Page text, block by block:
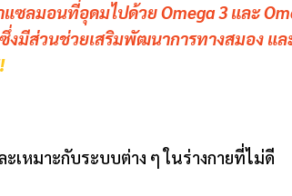
ซลมอนที่อุดมไปด้วย Omega 3 และ
งมีส่วนช่วยเสริมพัฒนาการทางสมอง แล
หมาะกับระบบต่าง ๆ ในร่างกายที่ไม่ดี